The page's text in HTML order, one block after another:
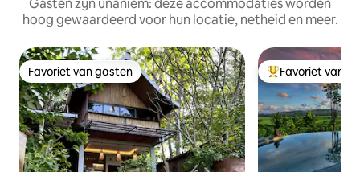
Gasten zijn unaniem: deze accommodaties worden
hoog gewaardeerd voor hun locatie, netheid en meer.
Favoriet van gasten
Favoriet van gasten Topfavoriet van
Favoriet van